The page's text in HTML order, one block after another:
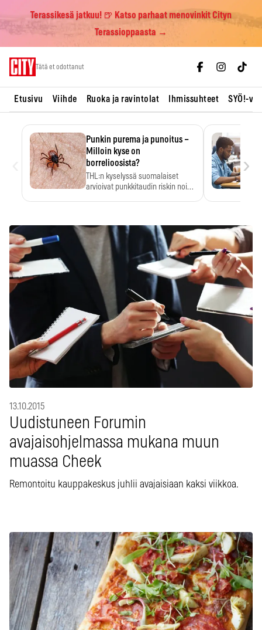
Terassikesä jatkuu! 🍺 Katso parhaat menovinkit Cityn
Terassioppaasta →
Tätä et odottanut
Etusivu Viihde Ruoka ja ravintolat Ihmissuhteet SYÖ!-
Punkin purema ja punoitus –
Milloin kyse on
borrelioosista?
THL:n kyselyssä suomalaiset
arvioivat punkkitaudin riskin noin
›
13.10.2015
Uudistuneen Forumin
avajaisohjelmassa mukana muun
muassa Cheek
Remontoitu kauppakeskus juhlii avajaisiaan kaksi viikkoa.